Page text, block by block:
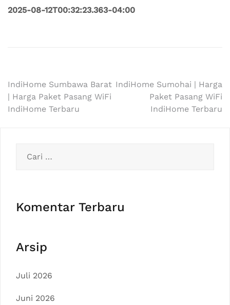
2025-08-12T00:32:23.363-04:00
Navigasi
pos
IndiHome Sumbawa Barat
| Harga Paket Pasang WiFi
IndiHome Terbaru
IndiHome Sumohai | Harga
Paket Pasang WiFi
IndiHome Terbaru
untuk:
Komentar Terbaru
Arsip
Juli 2026
Juni 2026